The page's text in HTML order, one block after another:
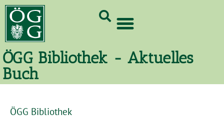
ÖGG Bibliothek - Aktuelles
Buch
ÖGG Bibliothek